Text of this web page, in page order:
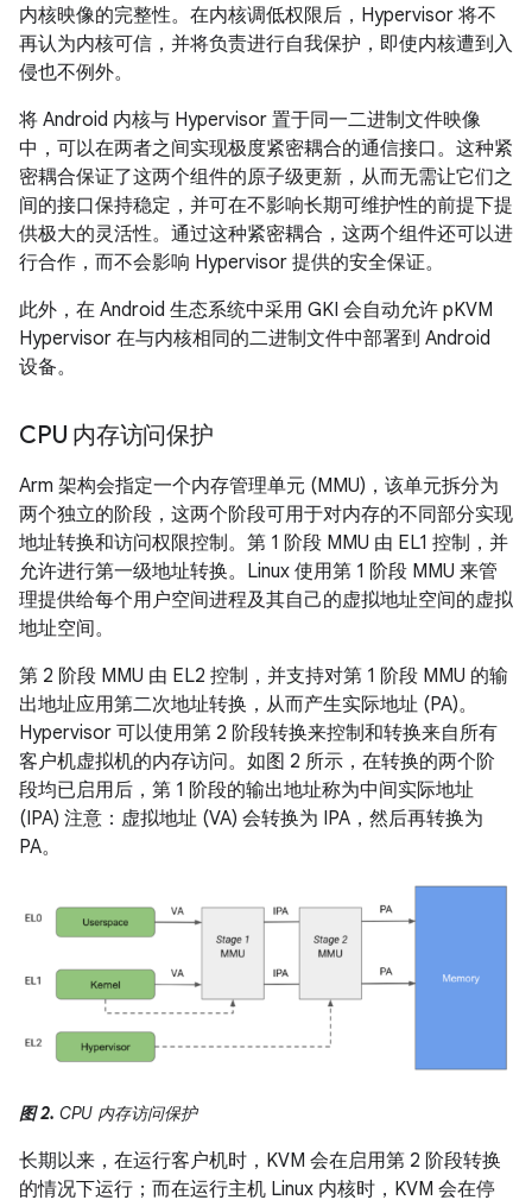
内核映像的完整性。在内核调低权限后，Hypervisor 将不
再认为内核可信，并将负责进行自我保护，即使内核遭到入
侵也不例外。
将 Android 内核与 Hypervisor 置于同一二进制文件映像
中，可以在两者之间实现极度紧密耦合的通信接口。这种紧
密耦合保证了这两个组件的原子级更新，从而无需让它们之
间的接口保持稳定，并可在不影响长期可维护性的前提下提
供极大的灵活性。通过这种紧密耦合，这两个组件还可以进
行合作，而不会影响 Hypervisor 提供的安全保证。
此外，在 Android 生态系统中采用 GKI 会自动允许 pKVM
Hypervisor 在与内核相同的二进制文件中部署到 Android
设备。
CPU 内存访问保护
Arm 架构会指定一个内存管理单元 (MMU)，该单元拆分为
两个独立的阶段，这两个阶段可用于对内存的不同部分实现
地址转换和访问权限控制。第 1 阶段 MMU 由 EL1 控制，并
允许进行第一级地址转换。Linux 使用第 1 阶段 MMU 来管
理提供给每个用户空间进程及其自己的虚拟地址空间的虚拟
地址空间。
第 2 阶段 MMU 由 EL2 控制，并支持对第 1 阶段 MMU 的输
出地址应用第二次地址转换，从而产生实际地址 (PA)。
Hypervisor 可以使用第 2 阶段转换来控制和转换来自所有
客户机虚拟机的内存访问。如图 2 所示，在转换的两个阶
段均已启用后，第 1 阶段的输出地址称为中间实际地址
(IPA) 注意：虚拟地址 (VA) 会转换为 IPA，然后再转换为
PA。
图 2. CPU 内存访问保护
长期以来，在运行客户机时，KVM 会在启用第 2 阶段转换
的情况下运行；而在运行主机 Linux 内核时，KVM 会在停